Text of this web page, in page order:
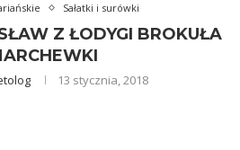
Sałatki i surówki
Z ŁODYGI BROKUŁA
13 stycznia, 2018